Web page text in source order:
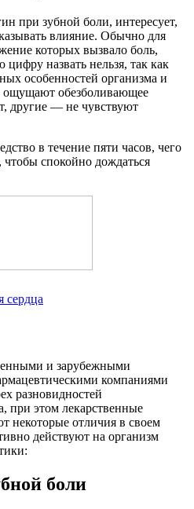
при зубной боли, интересует,
влияние. Обычно для
которых вызвало боль,
назвать нельзя, так как
особенностей организма и
обезболивающее
другие — не чувствуют
в течение пяти часов, чего
чтобы спокойно дождаться
сердца
и зарубежными
компаниями
разновидностей
при этом лекарственные
некоторые отличия в своем
действуют на организм
боли